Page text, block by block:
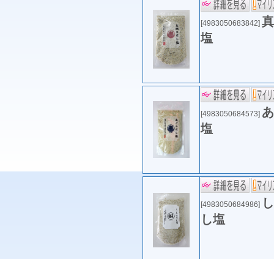
[4983050683842]
塩
[4983050684573]
塩
[4983050684986]
し塩